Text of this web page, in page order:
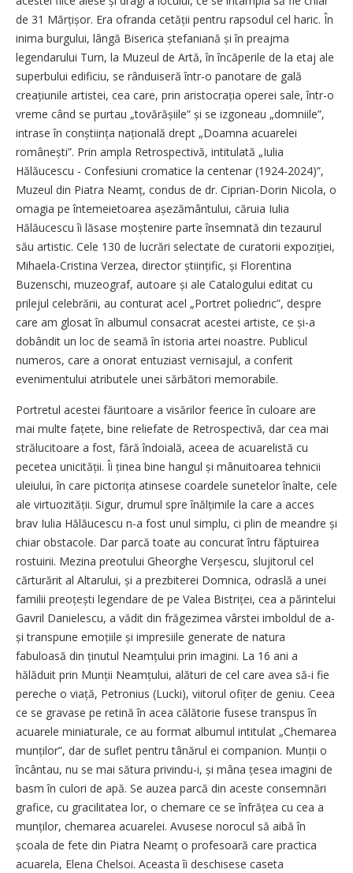
de 31 Mărțișor. Era ofranda cetății pentru rapsodul cel haric. În
inima burgului, lângă Biserica ștefaniană și în preajma
legendarului Turn, la Muzeul de Artă, în încăperile de la etaj ale
superbului edificiu, se rânduiseră într-o panotare de gală
creațiunile artistei, cea care, prin aristocrația operei sale, într-o
vreme când se purtau „tovărășiile” și se izgoneau „domniile”,
intrase în conștiința națională drept „Doamna acuarelei
românești”. Prin ampla Retrospectivă, intitulată „Iulia
Hălăucescu - Confesiuni cromatice la centenar (1924-2024)”,
Muzeul din Piatra Neamț, condus de dr. Ciprian-Dorin Nicola, o
omagia pe întemeietoarea așezământului, căruia Iulia
Hălăucescu îi lăsase moștenire parte însemnată din tezaurul
său artistic. Cele 130 de lucrări selectate de curatorii expoziției,
Mihaela-Cristina Verzea, director științific, și Florentina
Buzenschi, muzeograf, autoare și ale Catalogului editat cu
prilejul celebrării, au conturat acel „Portret poliedric”, despre
care am glosat în albumul consacrat acestei artiste, ce și-a
dobândit un loc de seamă în istoria artei noastre. Publicul
numeros, care a onorat entuziast vernisajul, a conferit
evenimentului atributele unei sărbători memorabile.
Portretul acestei făuritoare a visărilor feerice în culoare are
mai multe fațete, bine reliefate de Retrospectivă, dar cea mai
strălucitoare a fost, fără îndoială, aceea de acuarelistă cu
pecetea unicității. Îi ținea bine hangul și mânuitoarea tehnicii
uleiului, în care pictorița atinsese coardele sunetelor înalte, cele
ale virtuozității. Sigur, drumul spre înălțimile la care a acces
brav Iulia Hălăucescu n-a fost unul simplu, ci plin de meandre și
chiar obstacole. Dar parcă toate au concurat întru făptuirea
rostuirii. Mezina preotului Gheorghe Verșescu, slujitorul cel
cărturărit al Altarului, și a prezbiterei Domnica, odraslă a unei
familii preoțești legendare de pe Valea Bistriței, cea a părintelui
Gavril Danielescu, a vădit din frăgezimea vârstei imboldul de a-
și transpune emoțiile și impresiile generate de natura
fabuloasă din ținutul Neamțului prin imagini. La 16 ani a
hălăduit prin Munții Neamțului, alături de cel care avea să-i fie
pereche o viață, Petronius (Lucki), viitorul ofițer de geniu. Ceea
ce se gravase pe retină în acea călătorie fusese transpus în
acuarele miniaturale, ce au format albumul intitulat „Chemarea
munților”, dar de suflet pentru tânărul ei companion. Munții o
încântau, nu se mai sătura privindu-i, și mâna țesea ima­gini de
basm în culori de apă. Se auzea parcă din aceste consemnări
grafice, cu gracilitatea lor, o chemare ce se înfrățea cu cea a
munților, chemarea acuarelei. Avusese norocul să aibă în
școala de fete din Piatra Neamț o profesoară care practica
acuarela, Elena Chelsoi. Aceasta îi deschisese caseta